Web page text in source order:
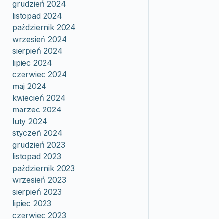
grudzień 2024
listopad 2024
październik 2024
wrzesień 2024
sierpień 2024
lipiec 2024
czerwiec 2024
maj 2024
kwiecień 2024
marzec 2024
luty 2024
styczeń 2024
grudzień 2023
listopad 2023
październik 2023
wrzesień 2023
sierpień 2023
lipiec 2023
czerwiec 2023